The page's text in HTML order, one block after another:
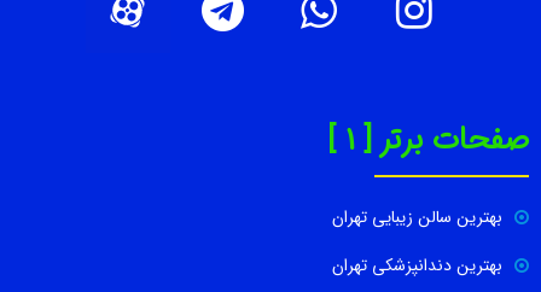
صفحات برتر [ 1 ]
بهترین سالن زیبایی تهران
بهترین دندانپزشکی تهران